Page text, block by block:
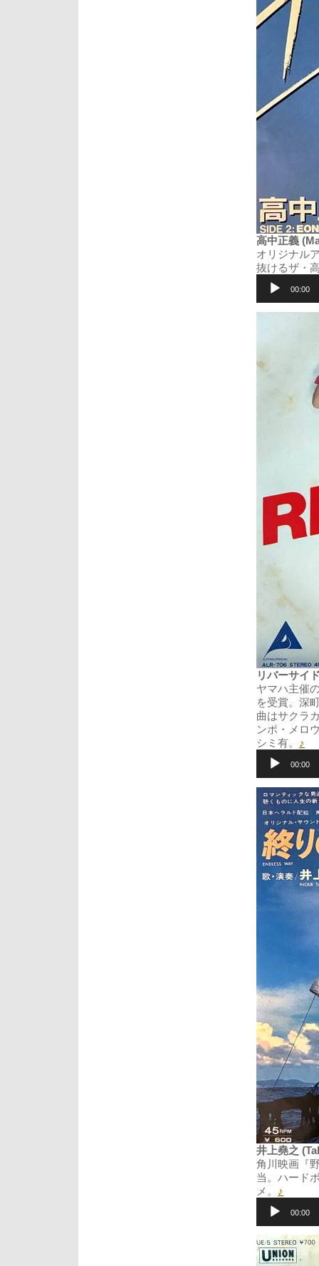
高中正義
オリジナル
抜けるザ・
プ
レ
00:00
リバーサイ
ヤマハ主催
を受賞。深
曲はサクラ
ンポ・メロ
シミ有。 ♪
プ
レ
ー
ヤ
ー
00:00
井上堯之
角川映画『
当。ハード
メ。 ♪
プ
レ
ー
ヤ
00:00